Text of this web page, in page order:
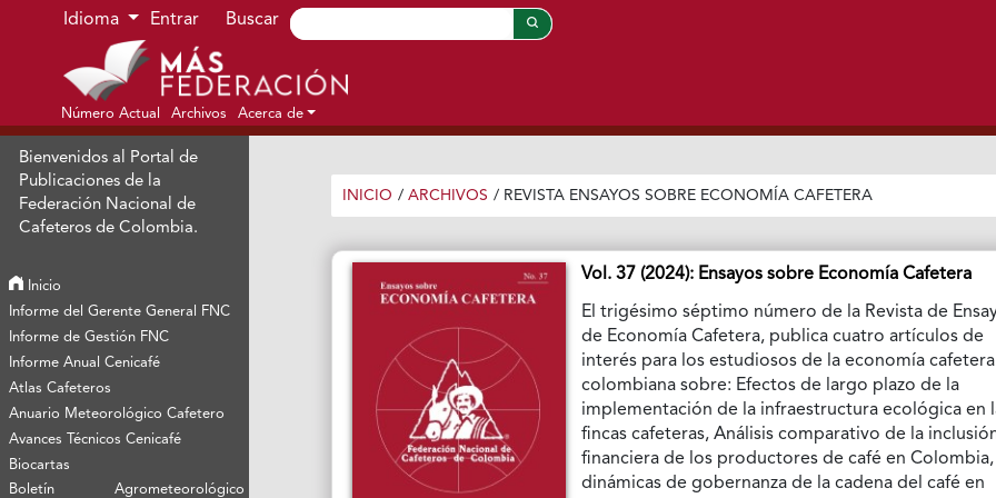
Ir al menú de navegación principal
Ir al contenido principal
Ir al pie de página del sitio
Idioma Entrar Buscar
Número Actual Archivos Acerca de
Bienvenidos al Portal de
Publicaciones de la
Federación Nacional de
Cafeteros de Colombia.
Inicio
Informe del Gerente General FNC
Informe de Gestión FNC
Informe Anual Cenicafé
Atlas Cafeteros
Anuario Meteorológico Cafetero
Avances Técnicos Cenicafé
Biocartas
Boletín Agrometeorológico
INICIO / ARCHIVOS / REVISTA ENSAYOS SOBRE ECONOMÍA CAFETERA
Vol. 37 (2024): Ensayos sobre Economía Cafetera
El trigésimo séptimo número de la Revista de
de Economía Cafetera, publica cuatro artículos de
interés para los estudiosos de la economía cafetera
colombiana sobre: Efectos de largo plazo de la
implementación de la infraestructura ecológica en
fincas cafeteras, Análisis comparativo de la
financiera de los productores de café en Colombia,
dinámicas de gobernanza de la cadena del café en